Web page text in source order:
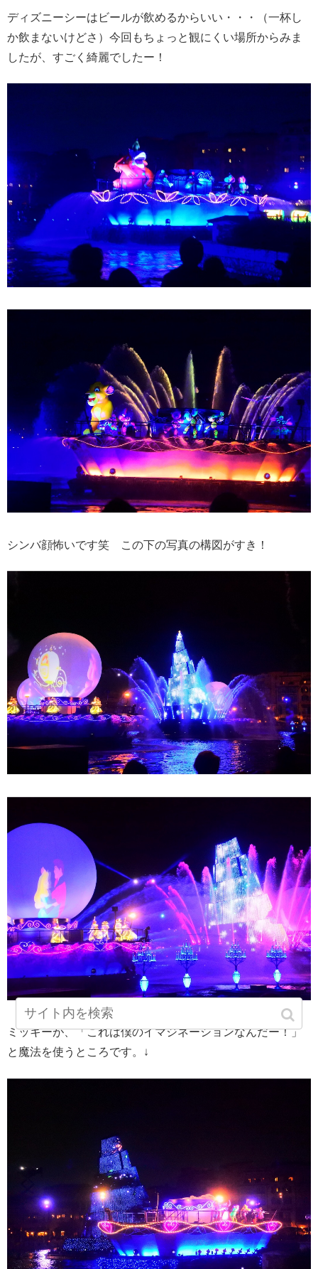
ディズニーシーはビールが飲めるからいい・・・（一杯し
か飲まないけどさ）今回もちょっと観にくい場所からみま
したが、すごく綺麗でしたー！
シンバ顔怖いです笑 この下の写真の構図がすき！
ミッキーが、「これは僕のイマジネーションなんだー！」
と魔法を使うところです。↓